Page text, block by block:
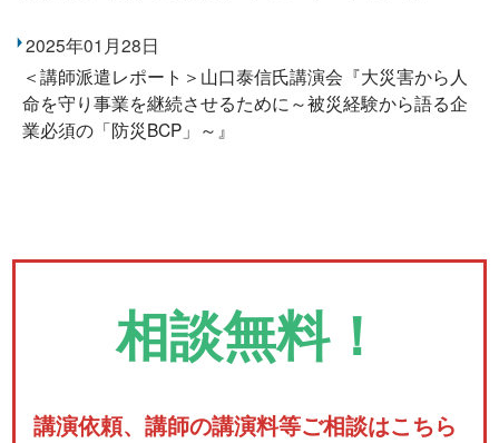
2025年01月28日
＜講師派遣レポート＞山口泰信氏講演会『大災害から人
命を守り事業を継続させるために～被災経験から語る企
業必須の「防災BCP」～』
相談無料！
講演依頼、講師の講演料等ご相談はこちら